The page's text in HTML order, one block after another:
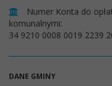
Numer Konta do
komunalnymi:
34 9210 0008 0019 2239
DANE GMINY